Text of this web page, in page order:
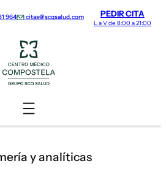
964 citas@scqsalud.com PEDIR CITA
L a V de 8:00 a 21:00
y analíticas